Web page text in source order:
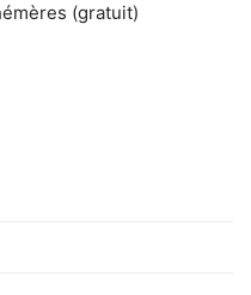
(gratuit)